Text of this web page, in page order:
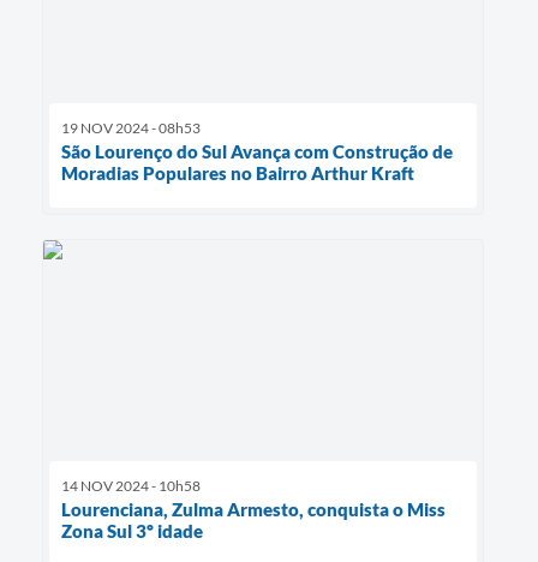
19 NOV 2024 - 08h53
São Lourenço do Sul Avança com Construção de
Moradias Populares no Bairro Arthur Kraft
14 NOV 2024 - 10h58
Lourenciana, Zulma Armesto, conquista o Miss
Zona Sul 3º idade